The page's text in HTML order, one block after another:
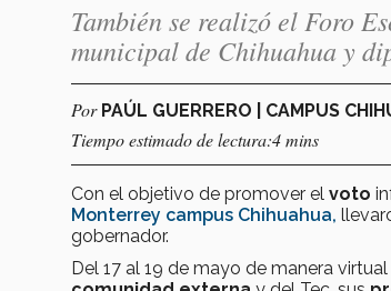
También se realizó el Foro
municipal de Chihuahua y
Por PAÚL GUERRERO | CAMPUS
Tiempo estimado de lectura:4 mins
Con el objetivo de promover el voto
Monterrey campus Chihuahua,
gobernador.
Del 17 al 19 de mayo de manera